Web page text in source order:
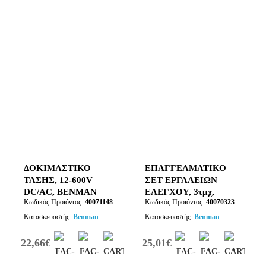
ΔΟΚΙΜΑΣΤΙΚΟ
ΤΑΣΗΣ, 12-600V
DC/AC, BENMAN
(71148)
Κωδικός Προϊόντος: 40071148
Κατασκευαστής: Benman
22,66€
ΕΠΑΓΓΕΛΜΑΤΙΚΟ
ΣΕΤ ΕΡΓΑΛΕΙΩΝ
ΕΛΕΓΧΟΥ, 3τμχ,
BENMAN (70323)
Κωδικός Προϊόντος: 40070323
Κατασκευαστής: Benman
25,01€